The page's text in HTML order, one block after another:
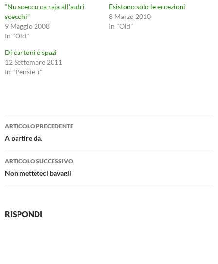
“Nu sceccu ca raja all’autri
scecchi”
9 Maggio 2008
In "Old"
Esistono solo le eccezioni
8 Marzo 2010
In "Old"
Di cartoni e spazi
12 Settembre 2011
In "Pensieri"
Navigazione
articolo
ARTICOLO PRECEDENTE
A partire da.
ARTICOLO SUCCESSIVO
Non metteteci bavagli
RISPONDI